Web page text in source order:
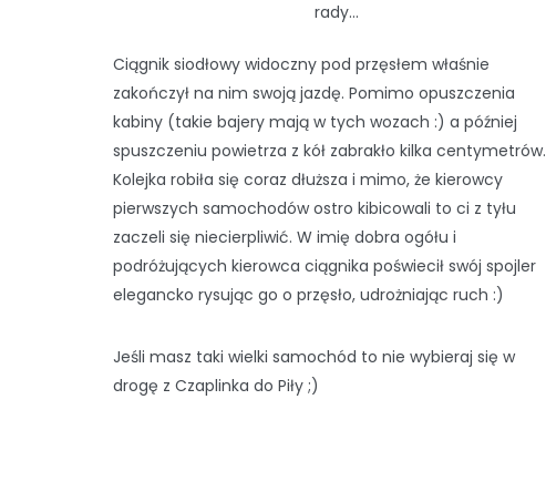
rady...
Ciągnik siodłowy widoczny pod przęsłem właśnie
zakończył na nim swoją jazdę. Pomimo opuszczenia
kabiny (takie bajery mają w tych wozach :) a później
spuszczeniu powietrza z kół zabrakło kilka centymetrów.
Kolejka robiła się coraz dłuższa i mimo, że kierowcy
pierwszych samochodów ostro kibicowali to ci z tyłu
zaczeli się niecierpliwić. W imię dobra ogółu i
podróżujących kierowca ciągnika poświecił swój spojler
elegancko rysując go o przęsło, udrożniając ruch :)
Jeśli masz taki wielki samochód to nie wybieraj się w
drogę z Czaplinka do Piły ;)